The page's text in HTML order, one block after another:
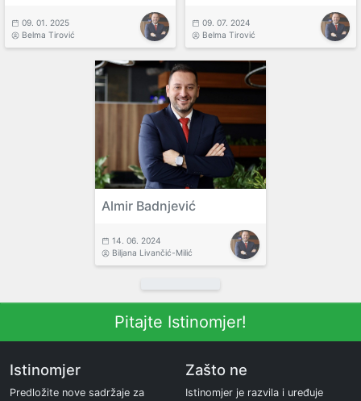
09. 01. 2025
Belma Tirović
09. 07. 2024
Belma Tirović
Almir Badnjević
14. 06. 2024
Biljana Livančić-Milić
Pitajte Istinomjer!
Istinomjer
Predložite nove sadržaje za
Zašto ne
Istinomjer je razvila i uređuje